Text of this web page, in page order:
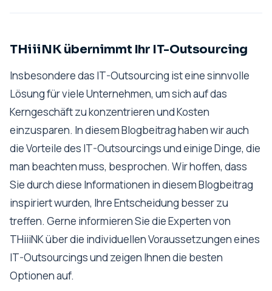
THiiiNK übernimmt Ihr IT-Outsourcing
Insbesondere das IT-Outsourcing ist eine sinnvolle
Lösung für viele Unternehmen, um sich auf das
Kerngeschäft zu konzentrieren und Kosten
einzusparen. In diesem Blogbeitrag haben wir auch
die Vorteile des IT-Outsourcings und einige Dinge, die
man beachten muss, besprochen. Wir hoffen, dass
Sie durch diese Informationen in diesem Blogbeitrag
inspiriert wurden, Ihre Entscheidung besser zu
treffen. Gerne informieren Sie die Experten von
THiiiNK über die individuellen Voraussetzungen eines
IT-Outsourcings und zeigen Ihnen die besten
Optionen auf.